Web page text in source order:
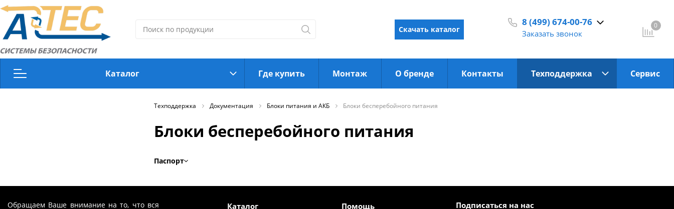
Скачать каталог
8 (499) 674-00-76
Заказать звонок
0
Каталог
Источники стабилизированного питания
Где купить Монтаж О бренде Контакты Техподдержка Сервис
Техподдержка Документация Блоки питания и АКБ Блоки бесперебойного питания
Блоки бесперебойного питания
Паспорт
Обращаем Ваше внимание на то, что вся
Каталог Помощь Подписаться на нас